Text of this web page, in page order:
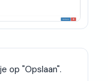
op "Opslaan".